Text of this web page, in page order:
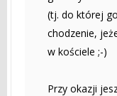
(tj. do której
chodzenie,
w kościele ;-)
Przy okazji